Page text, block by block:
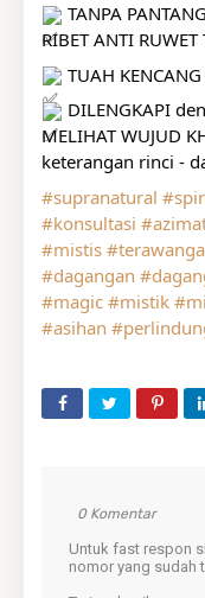
TANPA
RIBET ANTI
TUAH
DILENGKAPI
MELIHAT WUJUD
keterangan rinci -
#supranatural
#konsultasi
#mistis
#dagangan
#magic #mistik
#asihan
0 Komentar
Untuk fast respon
nomor yang sudah